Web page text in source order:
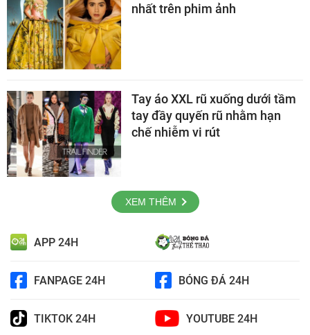
nhất trên phim ảnh
Tay áo XXL rũ xuống dưới tầm
tay đầy quyến rũ nhằm hạn
chế nhiễm vi rút
XEM THÊM
APP 24H
FANPAGE 24H BÓNG ĐÁ 24H
TIKTOK 24H YOUTUBE 24H